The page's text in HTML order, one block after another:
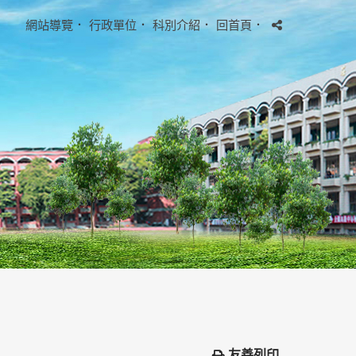
網站導覽 ． 行政單位 ． 科別介紹． 回首頁．